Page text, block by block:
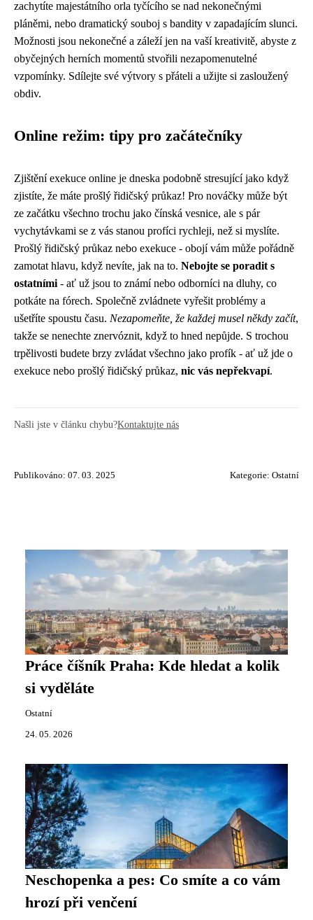
zachytíte majestátního orla tyčícího se nad nekonečnými
pláněmi, nebo dramatický souboj s bandity v zapadajícím slunci.
Možnosti jsou nekonečné a záleží jen na vaší kreativitě, abyste z
obyčejných herních momentů stvořili nezapomenutelné
vzpomínky. Sdílejte své výtvory s přáteli a užijte si zasloužený
obdiv.
Online režim: tipy pro začátečníky
Zjištění exekuce online je dneska podobně stresující jako když
zjistíte, že máte prošlý řidičský průkaz! Pro nováčky může být
ze začátku všechno trochu jako čínská vesnice, ale s pár
vychytávkami se z vás stanou profíci rychleji, než si myslíte.
Prošlý řidičský průkaz nebo exekuce - obojí vám může pořádně
zamotat hlavu, když nevíte, jak na to. Nebojte se poradit s
ostatními - ať už jsou to známí nebo odborníci na dluhy, co
potkáte na fórech. Společně zvládnete vyřešit problémy a
ušetříte spoustu času. Nezapomeňte, že každej musel někdy začít,
takže se nenechte znervóznit, když to hned nepůjde. S trochou
trpělivosti budete brzy zvládat všechno jako profík - ať už jde o
exekuce nebo prošlý řidičský průkaz, nic vás nepřekvapí.
Našli jste v článku chybu?Kontaktujte nás
Publikováno: 07. 03. 2025 Kategorie: Ostatní
Práce číšník Praha: Kde hledat a kolik
si vyděláte
Ostatní
24. 05. 2026
Neschopenka a pes: Co smíte a co vám
hrozí při venčení